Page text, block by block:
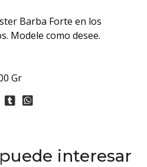
Barba Forte en los
Modele como desee.
Gr
interesar